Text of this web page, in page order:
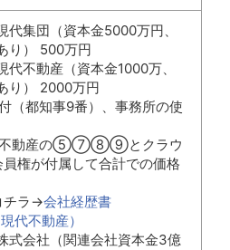
集団（資本金5000万円、
り） 500万円
不動産（資本金1000万、
り） 2000万円
（都知事9番）、事務所の使
不動産の⑤⑦⑧⑨とクラウ
員権が付属して合計での価格
チラ→会社経歴書
代不動産）
会社（関連会社資本金3億